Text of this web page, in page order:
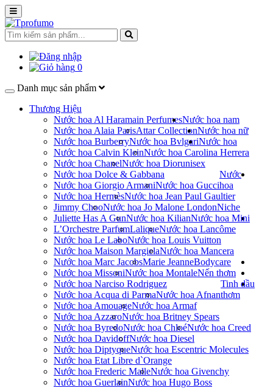
0
Danh mục sản phẩm
Thương Hiệu
Nước hoa Al Haramain Perfumes
Nước hoa Alaia ParisAttar Collection
Nước hoa BurberryNước hoa Bvlgari
Nước hoa Calvin KleinNước hoa Carolina Herrera
Nước hoa ChanelNước hoa Dior
Nước hoa Dolce & Gabbana
Nước hoa Giorgio ArmaniNước hoa Gucci
Nước hoa HermèsNước hoa Jean Paul Gaultier
Jimmy ChooNước hoa Jo Malone London
Juliette Has A GunNước hoa Kilian
L’Orchestre ParfumLaliqueNước hoa Lancôme
Nước hoa Le LaboNước hoa Louis Vuitton
Nước hoa Maison MargielaNước hoa Mancera
Nước hoa Marc JacobsMarie Jeanne
Nước hoa MissoniNước hoa Montale
Nước hoa Narciso Rodriguez
Nước hoa Acqua di ParmaNước hoa Afnan
Nước hoa AmouageNước hoa Armaf
Nước hoa AzzaroNước hoa Britney Spears
Nước hoa ByredoNước hoa ChloéNước hoa Creed
Nước hoa DavidoffNước hoa Diesel
Nước hoa DiptyqueNước hoa Escentric Molecules
Nước hoa Etat Libre d`Orange
Nước hoa Frederic MalleNước hoa Givenchy
Nước hoa GuerlainNước hoa Hugo Boss
Nước hoa nam
Nước hoa nữ
Nước hoa
unisex
Nước
hoa
Niche
Nước hoa Mini
Bodycare
Nến thơm
Tinh dầu
thơm